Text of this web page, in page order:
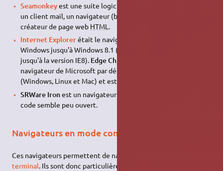
Seamonkeyest une suite logicielle contenant un client
un client mail, un navigateur (basé sur Firefox), et un
créateur de page web HTML .
Internet Explorerétait le navigateur de Microsoft pour
Windows jusqu'à Windows 8.1 (installable via PlayOnLinux
jusqu'à la version IE8). Edge Chromium
navigateur de Microsoft par défaut. Il est multiplate-forme
(Windows, Linux et Mac) et est basé sur Chromium.
SRWare Ironest un navigateur basé sur Chromium, dont le
code semble peu ouvert.
Navigateurs en mode console
Ces navigateurs permettent de naviguer directement depuis le
terminal. Ils sont donc particulièrement légers et rapides, mais